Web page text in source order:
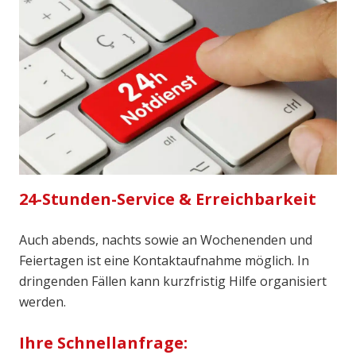
24-Stunden-Service & Erreichbarkeit
Auch abends, nachts sowie an Wochenenden und
Feiertagen ist eine Kontaktaufnahme möglich. In
dringenden Fällen kann kurzfristig Hilfe organisiert
werden.
Ihre Schnellanfrage: